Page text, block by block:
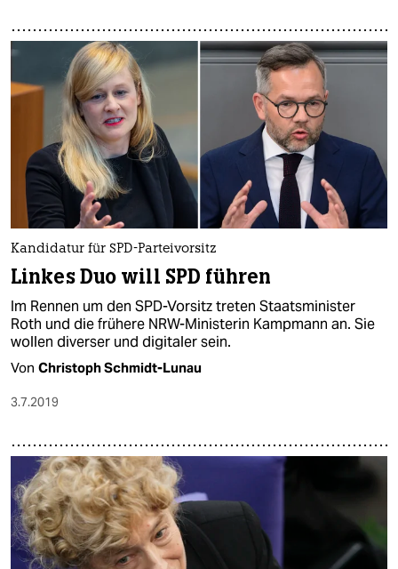
Kandidatur für SPD-Parteivorsitz
Linkes Duo will SPD führen
Im Rennen um den SPD-Vorsitz treten Staatsminister
Roth und die frühere NRW-Ministerin Kampmann an. Sie
wollen diverser und digitaler sein.
Von Christoph Schmidt-Lunau
3.7.2019